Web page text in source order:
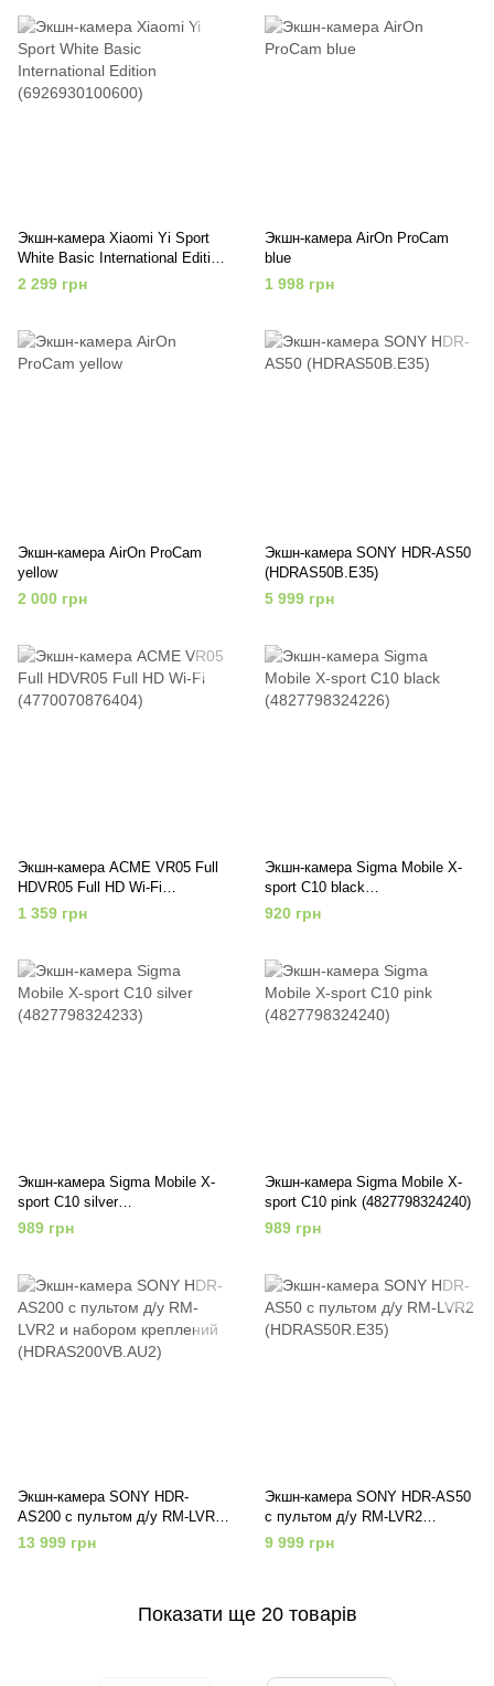
Экшн-камера Xiaomi Yi Sport
White Basic International Edition
(6926930100600)
2 299 грн
Экшн-камера AirOn ProCam
blue
1 998 грн
Экшн-камера AirOn ProCam
yellow
2 000 грн
Экшн-камера SONY HDR-AS50
(HDRAS50B.E35)
5 999 грн
Экшн-камера ACME VR05 Full
HDVR05 Full HD Wi-Fi
(4770070876404)
1 359 грн
Экшн-камера Sigma Mobile X-
sport C10 black
(4827798324226)
920 грн
Экшн-камера Sigma Mobile X-
sport C10 silver
(4827798324233)
989 грн
Экшн-камера Sigma Mobile X-
sport C10 pink (4827798324240)
989 грн
Экшн-камера SONY HDR-
AS200 c пультом д/у RM-LVR2
и набором креплений
(HDRAS200VB.AU2)
13 999 грн
Экшн-камера SONY HDR-AS50
c пультом д/у RM-LVR2
(HDRAS50R.E35)
9 999 грн
Показати ще 20 товарів